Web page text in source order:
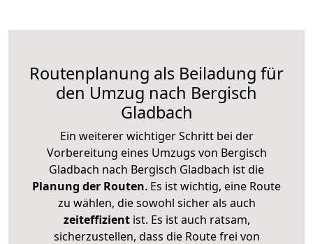
Routenplanung als Beiladung für
den Umzug nach Bergisch
Gladbach
Ein weiterer wichtiger Schritt bei der
Vorbereitung eines Umzugs von Bergisch
Gladbach nach Bergisch Gladbach ist die
Planung der Routen. Es ist wichtig, eine Route
zu wählen, die sowohl sicher als auch
zeiteffizientist. Es ist auch ratsam,
sicherzustellen, dass die Route frei von